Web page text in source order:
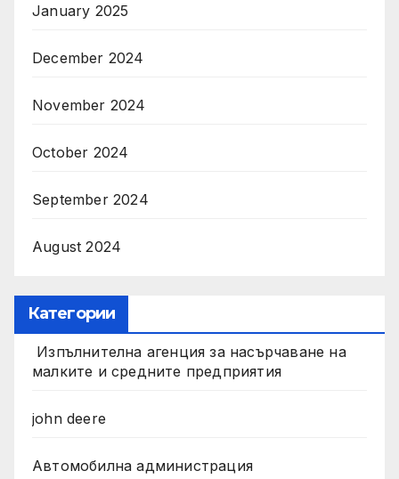
January 2025
December 2024
November 2024
October 2024
September 2024
August 2024
Категории
Изпълнителна агенция за насърчаване на
малките и средните предприятия
john deere
Автомобилна администрация